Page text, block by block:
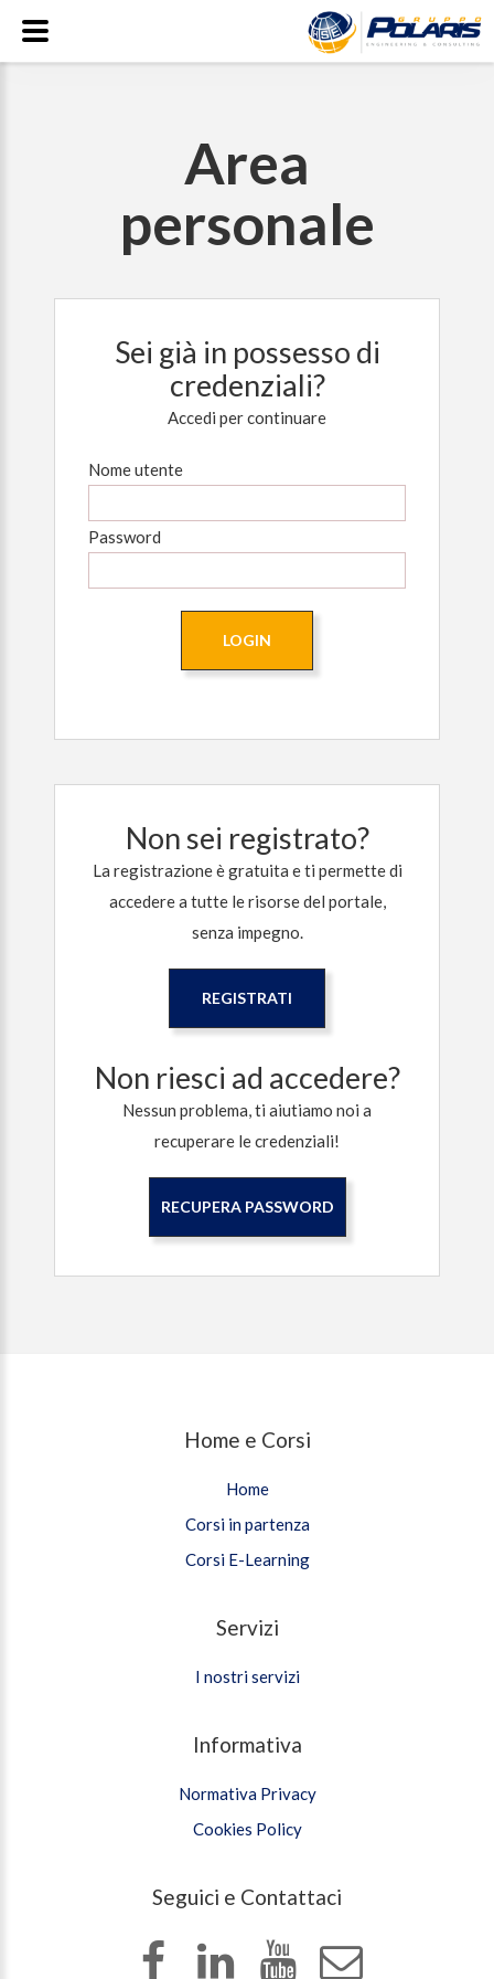
Area
personale
Sei già in possesso di
credenziali?
Accedi per continuare
Nome utente
Password
Non sei registrato?
La registrazione è gratuita e ti permette di
accedere a tutte le risorse del portale,
senza impegno.
REGISTRATI
Non riesci ad accedere?
Nessun problema, ti aiutiamo noi a
recuperare le credenziali!
RECUPERA PASSWORD
Home e Corsi
Home
Corsi in partenza
Corsi E-Learning
Servizi
I nostri servizi
Informativa
Normativa Privacy
Cookies Policy
Seguici e Contattaci